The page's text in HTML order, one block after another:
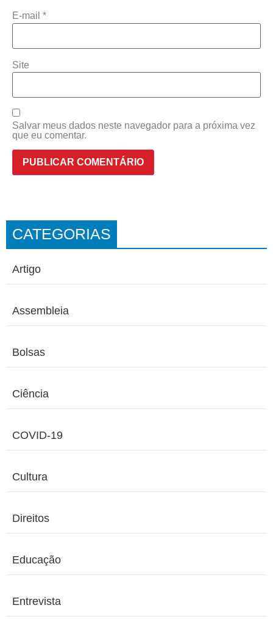
E-mail *
Site
Salvar meus dados neste navegador para a próxima vez
que eu comentar.
CATEGORIAS
Artigo
Assembleia
Bolsas
Ciência
COVID-19
Cultura
Direitos
Educação
Entrevista